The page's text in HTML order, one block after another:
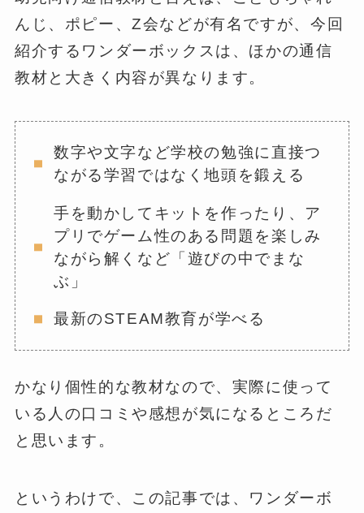
んじ、ポピー、Z会などが有名ですが、今回
紹介するワンダーボックスは、ほかの通信
教材と大きく内容が異なります。
数字や文字など学校の勉強に直接つ
ながる学習ではなく地頭を鍛える
手を動かしてキットを作ったり、ア
プリでゲーム性のある問題を楽しみ
ながら解くなど「遊びの中でまな
ぶ」
最新のSTEAM教育が学べる
かなり個性的な教材なので、実際に使って
いる人の口コミや感想が気になるところだ
と思います。
というわけで、この記事では、ワンダーボ